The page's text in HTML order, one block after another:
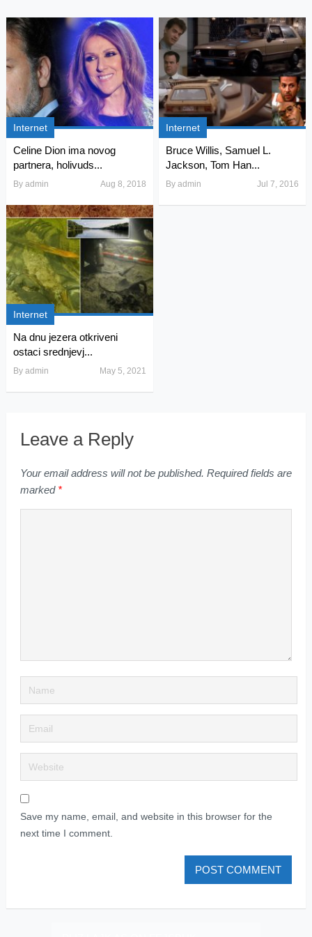
Internet
Celine Dion ima novog
partnera, holivuds...
By admin Aug 8, 2018
Internet
Bruce Willis, Samuel L.
Jackson, Tom Han...
Byadmin Jul 7, 2016
Internet
Na dnu jezera otkriveni
ostaci srednjevj...
By admin May 5, 2021
Leave a Reply
Your email address will not be published. Required fields are
marked *
Save my name, email, and website in this browser for the
next time I comment.